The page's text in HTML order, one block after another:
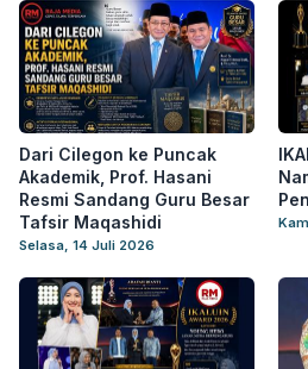
Dari Cilegon ke Puncak
Akademik, Prof. Hasani
Resmi Sandang Guru Besar
Tafsir Maqashidi
Selasa, 14 Juli 2026